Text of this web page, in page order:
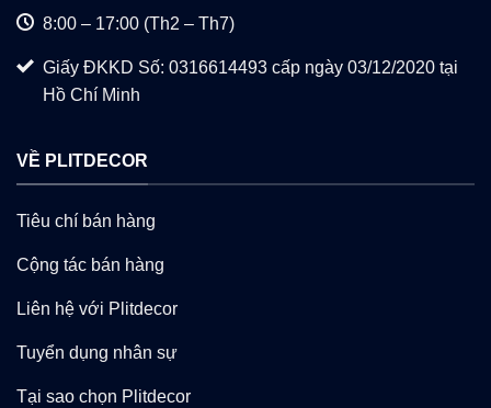
8:00 – 17:00 (Th2 – Th7)
Giấy ĐKKD Số: 0316614493 cấp ngày 03/12/2020 tại
Hồ Chí Minh
VỀ PLITDECOR
Tiêu chí bán hàng
Cộng tác bán hàng
Liên hệ với Plitdecor
Tuyển dụng nhân sự
Tại sao chọn Plitdecor